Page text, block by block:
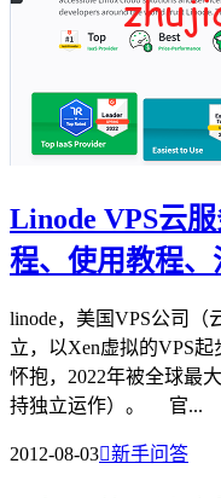
Linode VPS云
程、使用教程
linode，美国VPS公司（
立，以Xen虚拟的VPS
怀抱，2022年被全球最
持独立运作）。 官...
2012-08-03新手问答